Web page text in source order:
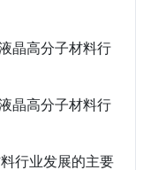
晶高分子材料行
晶高分子材料行
行业发展的主要